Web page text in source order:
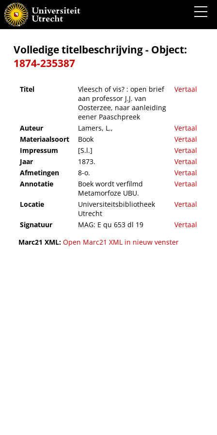
Vleesch of vis? : open brief aan professor J.J. van Oosterzee, naar aanleiding eener
Paaschpreek
Volledige titelbeschrijving - Object:
1874-235387
Titel
Vleesch of vis? : open brief
aan professor J.J. van
Oosterzee, naar aanleiding
eener Paaschpreek
Vertaal
Auteur Lamers, L.,
Vertaal
Materiaalsoort
Book
Vertaal
Impressum
[S.l.]
Vertaal
Jaar
1873.
Vertaal
Afmetingen
8-o.
Vertaal
Annotatie
Boek wordt verfilmd
Metamorfoze UBU.
Vertaal
Locatie
Universiteitsbibliotheek
Utrecht
Vertaal
Signatuur MAG: E qu 653 dl 19
Vertaal
Marc21 XML: Open Marc21 XML in nieuw venster